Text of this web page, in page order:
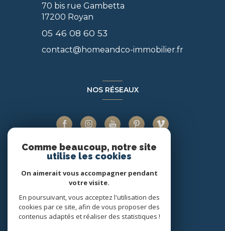
70 bis rue Gambetta
17200 Royan
05 46 08 60 53
contact@homeandco-immobilier.fr
NOS RÉSEAUX
ADHÉRENTS
Comme beaucoup, notre site
utilise les cookies
On aimerait vous accompagner pendant
votre visite.
En poursuivant, vous acceptez l'utilisation des
cookies par ce site, afin de vous proposer des
contenus adaptés et réaliser des statistiques !